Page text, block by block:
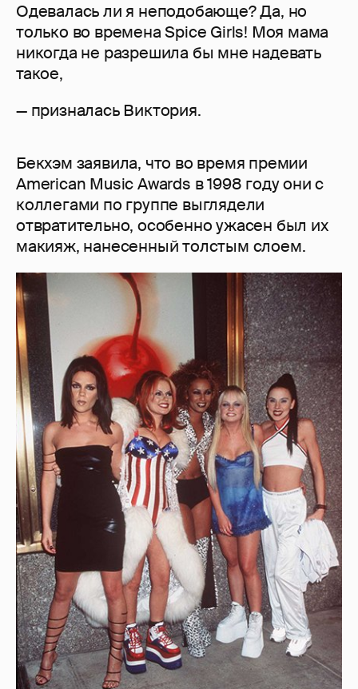
Одевалась ли я неподобающе? Да, но
только во времена Spice Girls! Моя мама
никогда не разрешила бы мне надевать
такое,
— призналась Виктория.
Бекхэм заявила, что во время премии
American Music Awards в 1998 году они с
коллегами по группе выглядели
отвратительно, особенно ужасен был их
макияж, нанесенный толстым слоем.